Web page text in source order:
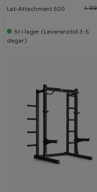
Lat-Attachment 500
4
5+ I lager (Leveranstid 3-5
dagar)